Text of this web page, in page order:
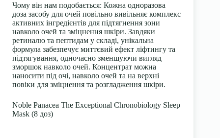
Чому він нам подобається: Кожна одноразова
доза засобу для очей повільно вивільняє комплекс
активних інгредієнтів для підтягнення зони
навколо очей та зміцнення шкіри. Завдяки
ретиналю та пептидам у складі, унікальна
формула забезпечує миттєвий ефект ліфтингу та
підтягування, одночасно зменшуючи вигляд
зморшок навколо очей. Концентрат можна
наносити під очі, навколо очей та на верхні
повіки для зміцнення та розгладження шкіри.
Noble Panacea The Exceptional Chronobiology Sleep
Mask (8 доз)